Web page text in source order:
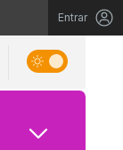
Entrar